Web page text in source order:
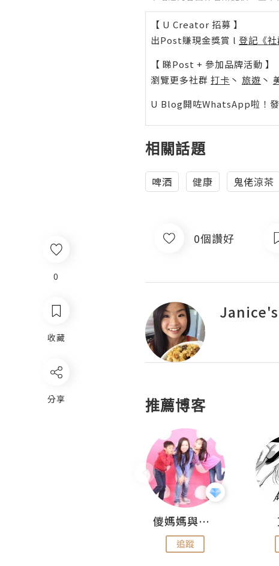
0
收藏
分享
【 U Creator 招募 】
出Post賺現金獎賞 l 登記《社
【 睇Post + 參加品牌活動 】
瀏覽更多社群 打卡 丶 旅遊 丶
U Blog開咗WhatsApp啦！發
相關話題
啤酒 健康 鬼佬涼茶
0個讚好
推薦博客
儍媽媽與兩隻小魔怪之家
追蹤